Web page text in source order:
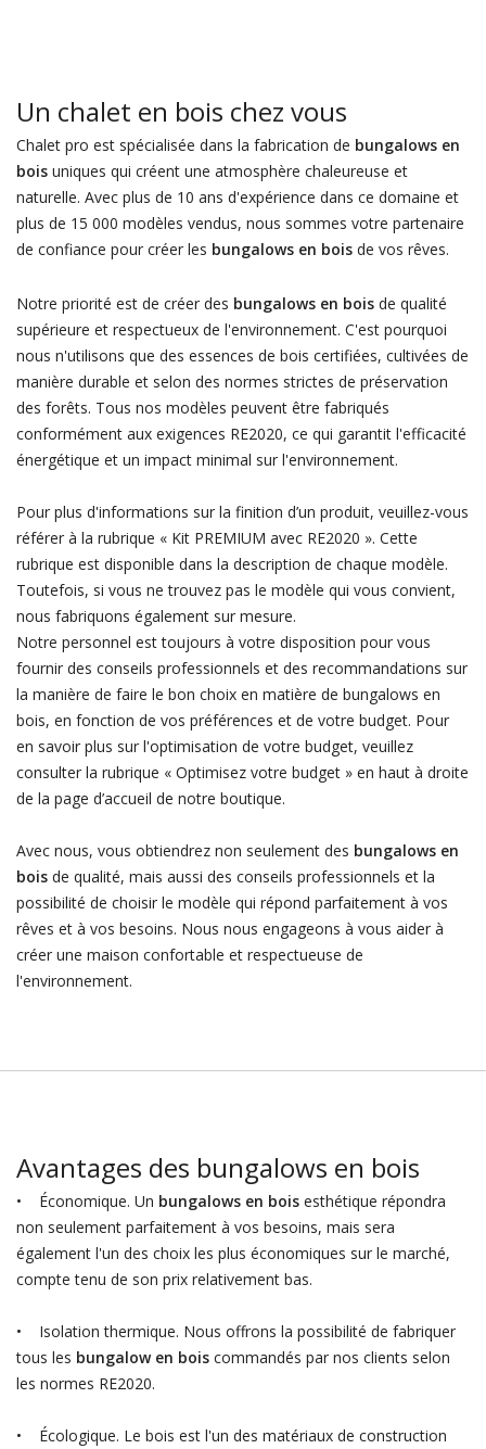
Un chalet en bois chez vous
Chalet pro est spécialisée dans la fabrication de bungalows en
boisuniques qui créent une atmosphère chaleureuse et
naturelle. Avec plus de 10 ans d'expérience dans ce domaine et
plus de 15 000 modèles vendus, nous sommes votre partenaire
de confiance pour créer les bungalows en boisde vos rêves.
Notre priorité est de créer des bungalows en boisde qualité
supérieure et respectueux de l'environnement. C'est pourquoi
nous n'utilisons que des essences de bois certifiées, cultivées de
manière durable et selon des normes strictes de préservation
des forêts. Tous nos modèles peuvent être fabriqués
conformément aux exigences RE2020, ce qui garantit l'efficacité
énergétique et un impact minimal sur l'environnement.
Pour plus d'informations sur la finition d’un produit, veuillez-vous
référer à la rubrique « Kit PREMIUM avec RE2020 ». Cette
rubrique est disponible dans la description de chaque modèle.
Toutefois, si vous ne trouvez pas le modèle qui vous convient,
nous fabriquons également sur mesure.
Notre personnel est toujours à votre disposition pour vous
fournir des conseils professionnels et des recommandations sur
la manière de faire le bon choix en matière de bungalows en
bois, en fonction de vos préférences et de votre budget. Pour
en savoir plus sur l'optimisation de votre budget, veuillez
consulter la rubrique « Optimisez votre budget » en haut à droite
de la page d’accueil de notre boutique.
Avec nous, vous obtiendrez non seulement des bungalows en
boisde qualité, mais aussi des conseils professionnels et la
possibilité de choisir le modèle qui répond parfaitement à vos
rêves et à vos besoins. Nous nous engageons à vous aider à
créer une maison confortable et respectueuse de
l'environnement.
Avantages des bungalows en bois
• Économique. Un bungalows en boisesthétique répondra
non seulement parfaitement à vos besoins, mais sera
également l'un des choix les plus économiques sur le marché,
compte tenu de son prix relativement bas.
• Isolation thermique. Nous offrons la possibilité de fabriquer
tous les bungalow en boiscommandés par nos clients selon
les normes RE2020.
• Écologique. Le bois est l'un des matériaux de construction